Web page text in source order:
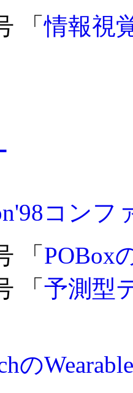
「情報視
コンフ
「 POBox
「 予測型
の